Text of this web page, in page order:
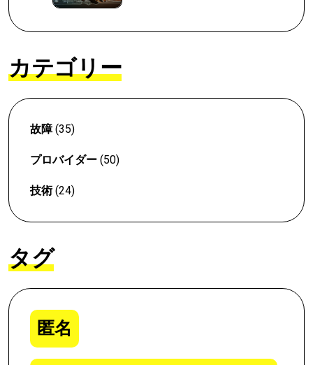
カテゴリー
故障(35)
プロバイダー (50)
技術(24)
タグ
匿名